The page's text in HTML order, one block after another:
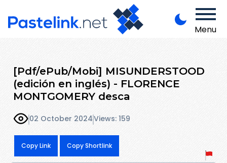
Menu
[Pdf/ePub/Mobi] MISUNDERSTOOD
(edición en inglés) - FLORENCE
MONTGOMERY desca
02 October 2024Views: 159
Copy Link Copy Shortlink